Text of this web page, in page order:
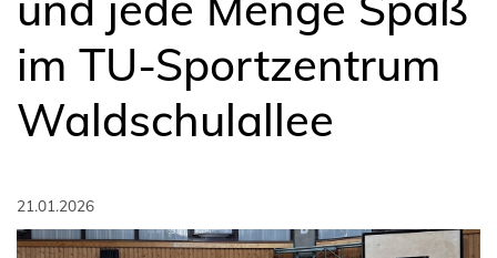
im TU-Sportzentrum
Waldschulallee
21.01.2026